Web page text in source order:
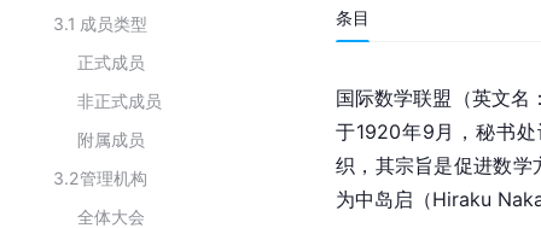
3.1 成员类型
正式成员
非正式成员
附属成员
3.2管理机构
全体大会
条目
国际数学联盟（英文
于1920年9月，秘书
织，其宗旨是促进数学
为中岛启（Hiraku